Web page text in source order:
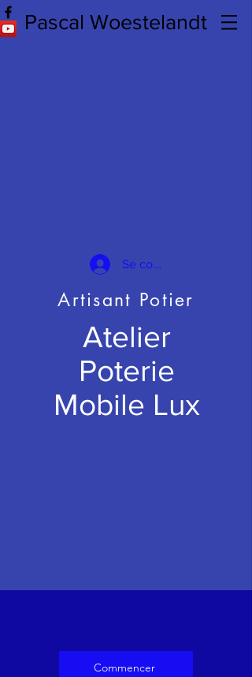
Pascal Woestelandt
Se connecter
Artisant Potier
Atelier
Poterie
Mobile Lux
Commencer